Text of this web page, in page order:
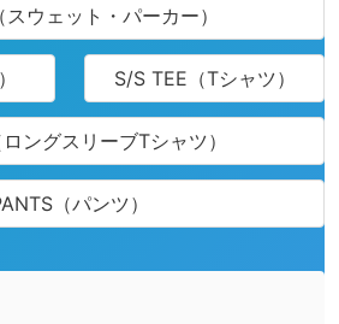
スウェット・パーカー）
S/S TEE（Tシャツ）
ングスリーブTシャツ）
（パンツ）